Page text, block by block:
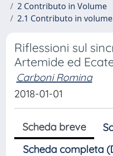
2 Contributo in Volume
2.1 Contributo in
Riflessioni sul
Artemide ed
Carboni Romina
2018-01-01
Scheda breve
Scheda completa